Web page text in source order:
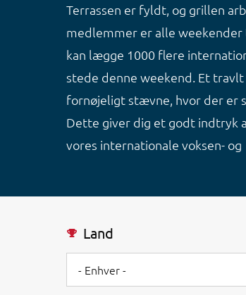
Terrassen er fyldt, og grillen
medlemmer er alle
kan lægge 1000 flere
stede denne weekend. Et
fornøjeligt stævne, hvor der er
Dette giver dig et godt indtryk
vores internationale voksen-
Land
- Enhver -